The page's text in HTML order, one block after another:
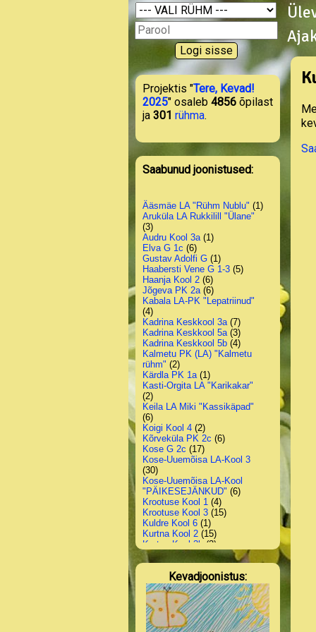
Projektis "Tere, Kevad!
2025" osaleb 4856 õpilast
ja 301 rühma.
Saabunud joonistused:
Ääsmäe LA "Rühm Nublu" (1)
Aruküla LA Rukkilill "Ülane"
(3)
Audru Kool 3a(1)
Elva G 1c (6)
Gustav Adolfi G (1)
Haabersti Vene G 1-3 (5)
Haanja Kool 2 (6)
Jõgeva PK 2a(6)
Kabala LA-PK "Lepatriinud"
(4)
Kadrina Keskkool 3a(7)
Kadrina Keskkool 5a(3)
Kadrina Keskkool 5b (4)
Kalmetu PK (LA) "Kalmetu
rühm" (2)
Kärdla PK 1a(1)
Kasti-Orgita LA "Karikakar"
(2)
Keila LA Miki "Kassikäpad"
(6)
Koigi Kool 4 (2)
Kõrveküla PK 2c (6)
Kose G 2c (17)
Kose-Uuemõisa LA-Kool 3
(30)
Kose-Uuemõisa LA-Kool
"PÄIKESEJÄNKUD" (6)
Krootuse Kool 1 (4)
Krootuse Kool 3 (15)
Kuldre Kool 6 (1)
Kurtna Kool 2 (15)
Kurtna Kool 3b
(3)
Kurtna Kool 4
Lääneranna G, Kõmsi 1-6(11)
Lasnamäe PK 4b(4)
Luunja LA Midrimaa
"Midrihobud"(7)
Maardu G 3d4(26)
Mäetaguse PK 1(9)
Metsküla AK 1(12)
Kevadjoonistus: